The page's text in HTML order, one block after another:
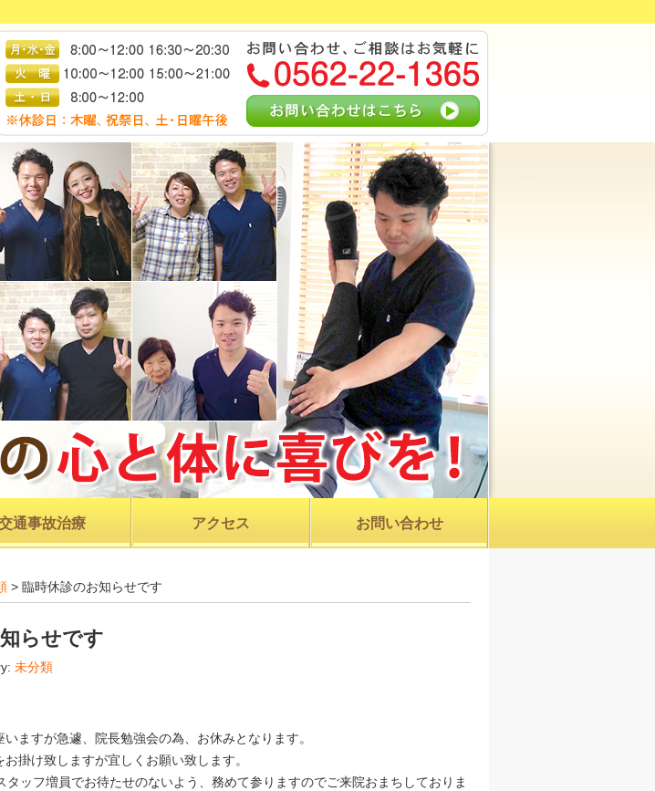
通事故治療 アクセス お問い合わせ
> 臨時休診のお知らせです
らせです
未分類
ますが急遽、院長勉強会の為、お休みとなります。
掛け致しますが宜しくお願い致します。
タッフ増員でお待たせのないよう、務めて参りますのでご来院おまちしておりま